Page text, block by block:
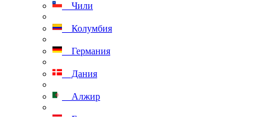
Чили
Колумбия
Германия
Дания
Алжир